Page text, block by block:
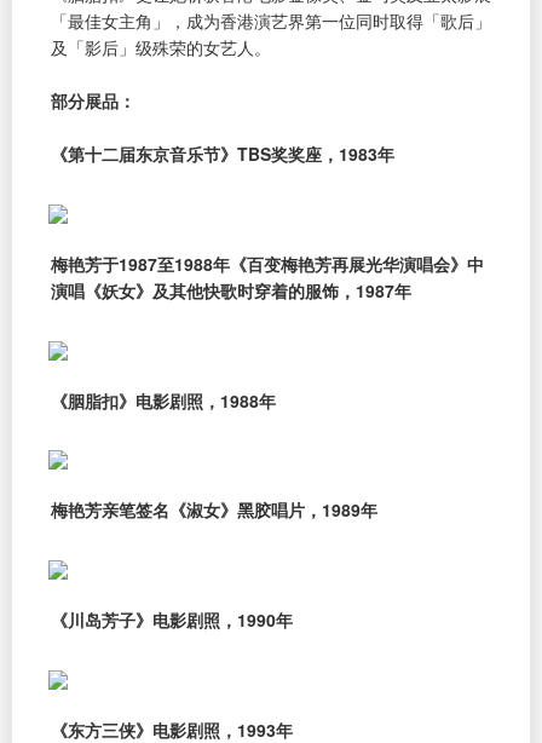
「最佳女主角」，成为香港演艺界第一位同时取得「歌后」
及「影后」级殊荣的女艺人。
部分展品：
《第十二届东京音乐节》TBS奖奖座，1983年
梅艳芳于1987至1988年《百变梅艳芳再展光华演唱会》中
演唱《妖女》及其他快歌时穿着的服饰，1987年
《胭脂扣》电影剧照，1988年
梅艳芳亲笔签名《淑女》黑胶唱片，1989年
《川岛芳子》电影剧照，1990年
《东方三侠》电影剧照，1993年